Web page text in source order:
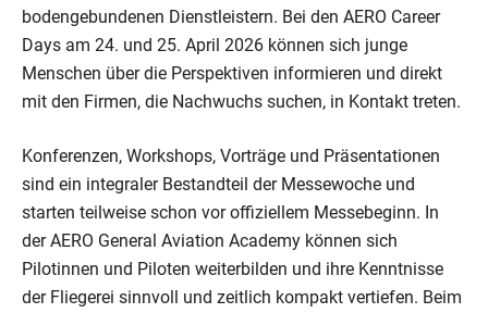
bodengebundenen Dienstleistern. Bei den AERO Career
Days am 24. und 25. April 2026 können sich junge
Menschen über die Perspektiven informieren und direkt
mit den Firmen, die Nachwuchs suchen, in Kontakt treten.
Konferenzen, Workshops, Vorträge und Präsentationen
sind ein integraler Bestandteil der Messewoche und
starten teilweise schon vor offiziellem Messebeginn. In
der AERO General Aviation Academy können sich
Pilotinnen und Piloten weiterbilden und ihre Kenntnisse
der Fliegerei sinnvoll und zeitlich kompakt vertiefen. Beim